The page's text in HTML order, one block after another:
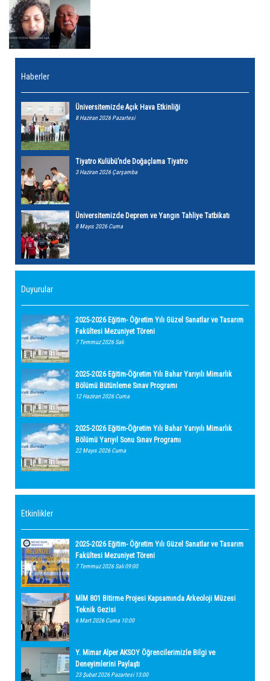
Haberler
Üniversitemizde Açık Hava Etkinliği
8 Haziran 2026 Pazartesi
Tiyatro Kulübü’nde Doğaçlama Tiyatro
3 Haziran 2026 Çarşamba
Üniversitemizde Deprem ve Yangın Tahliye Tatbikatı
8 Mayıs 2026 Cuma
Duyurular
2025-2026 Eğitim- Öğretim Yılı Güzel Sanatlar ve Tasarım
Fakültesi Mezuniyet Töreni
7 Temmuz 2026 Salı
2025-2026 Eğitim-Öğretim Yılı Bahar Yarıyılı Mimarlık
Bölümü Bütünleme Sınav Programı
12 Haziran 2026 Cuma
2025-2026 Eğitim-Öğretim Yılı Bahar Yarıyılı Mimarlık
Bölümü Yarıyıl Sonu Sınav Programı
22 Mayıs 2026 Cuma
Etkinlikler
2025-2026 Eğitim- Öğretim Yılı Güzel Sanatlar ve Tasarım
Fakültesi Mezuniyet Töreni
7 Temmuz 2026 Salı 09:00
MİM 801 Bitirme Projesi Kapsamında Arkeoloji Müzesi
Teknik Gezisi
6 Mart 2026 Cuma 10:00
Y. Mimar Alper AKSOY Öğrencilerimizle Bilgi ve
Deneyimlerini Paylaştı
23 Şubat 2026 Pazartesi 13:00